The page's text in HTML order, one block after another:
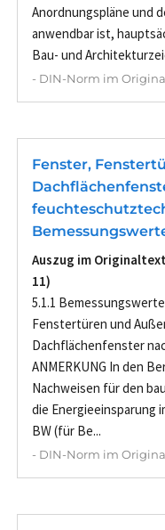
Anordnungspläne und
anwendbar ist,
Bau- und
- DIN-Norm im
Fenster,
Auszug im
11)
5.1.1
Fenstertüren und
Dachflächenfenster
ANMERKUNG In den
Nachweisen für den
die Energieeinsparung
BW (für Be...
- DIN-Norm im